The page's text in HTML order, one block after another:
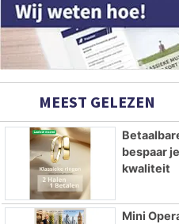
MEEST GELEZEN
bespaar
kwaliteit
Mini